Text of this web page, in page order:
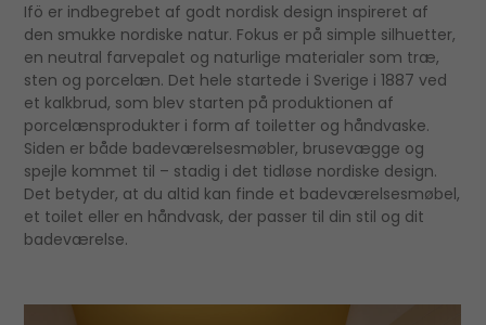
Ifö er indbegrebet af godt nordisk design inspireret af
den smukke nordiske natur. Fokus er på simple silhuetter,
en neutral farvepalet og naturlige materialer som træ,
sten og porcelæn. Det hele startede i Sverige i 1887 ved
et kalkbrud, som blev starten på produktionen af
porcelænsprodukter i form af toiletter og håndvaske.
Siden er både badeværelsesmøbler, brusevægge og
spejle kommet til – stadig i det tidløse nordiske design.
Det betyder, at du altid kan finde et badeværelsesmøbel,
et toilet eller en håndvask, der passer til din stil og dit
badeværelse.